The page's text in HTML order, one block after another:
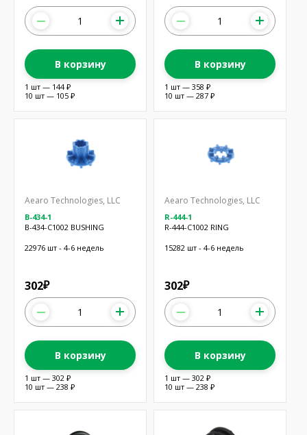
В корзину
1 шт — 144 ₽
10 шт — 105 ₽
В корзину
1 шт — 358 ₽
10 шт — 287 ₽
Aearo Technologies, LLC
B-434-1
B-434-C1002 BUSHING
22976 шт - 4-6 недель
302₽
В корзину
1 шт — 302 ₽
10 шт — 238 ₽
Aearo Technologies, LLC
R-444-1
R-444-C1002 RING
15282 шт - 4-6 недель
302₽
В корзину
1 шт — 302 ₽
10 шт — 238 ₽